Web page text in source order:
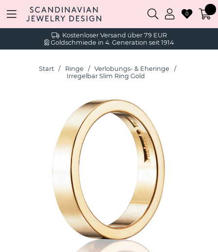
Kostenloser Versand über 79 EUR
Goldschmiede in 4. Generation seit 1914
0
Start Ringe
Verlobungs- & Eheringe
Irregelbar Slim Ring Gold